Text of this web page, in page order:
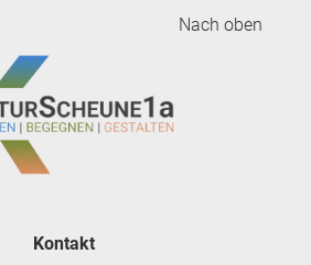
Nach oben
Kontakt